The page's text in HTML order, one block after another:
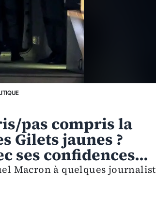
pas compris la
Gilets jaunes ?
ses confidences...
Macron à quelques